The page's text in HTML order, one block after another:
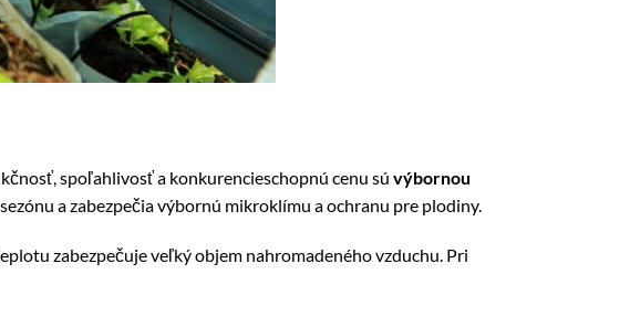
spoľahlivosť a konkurencieschopnú cenu sú výbornou
a zabezpečia výbornú mikroklímu a ochranu pre plodiny.
zabezpečuje veľký objem nahromadeného vzduchu. Pri